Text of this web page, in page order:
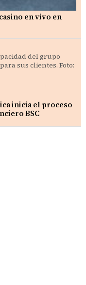
en vivo en
inicia el proceso
BSC